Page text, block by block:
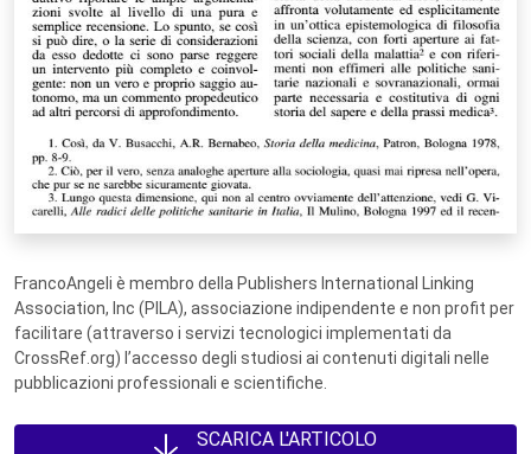
FrancoAngeli è membro della Publishers International Linking
Association, Inc (PILA), associazione indipendente e non profit per
facilitare (attraverso i servizi tecnologici implementati da
CrossRef.org) l’accesso degli studiosi ai contenuti digitali nelle
pubblicazioni professionali e scientifiche.
SCARICA L'ARTICOLO